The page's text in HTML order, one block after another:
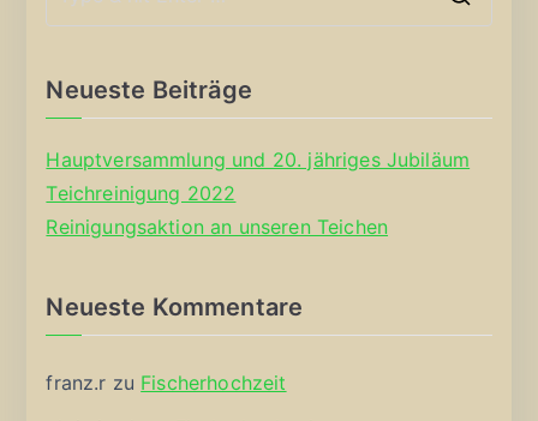
Neueste Beiträge
Hauptversammlung und 20. jähriges Jubiläum
Teichreinigung 2022
Reinigungsaktion an unseren Teichen
Neueste Kommentare
franz.r zu Fischerhochzeit